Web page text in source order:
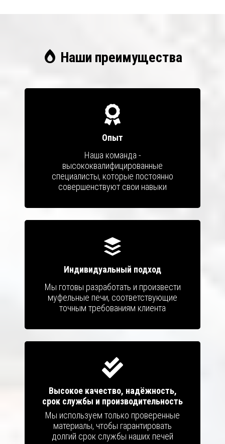
Наши преимущества
Опыт
Наша команда -
высококвалифицированные
специалисты, которые постоянно
совершенствуют свои навыки
Индивидуальный подход
Мы готовы разработать и произвести
муфельные печи, соответствующие
точным требованиям клиента
Высокое качество, надёжность,
срок службы и производительность
Мы используем только проверенные
материалы, чтобы гарантировать
долгий срок службы наших печей